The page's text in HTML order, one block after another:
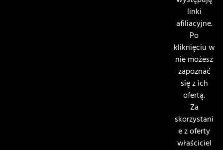
linki
afiliacyjne.
Po
kliknięciu w
nie możesz
zapoznać
się z ich
ofertą.
Za
skorzystani
e z oferty
właściciel